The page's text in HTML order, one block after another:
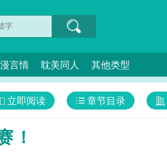
言情 耽美同人 其他类型
章节目录
立即阅读
！